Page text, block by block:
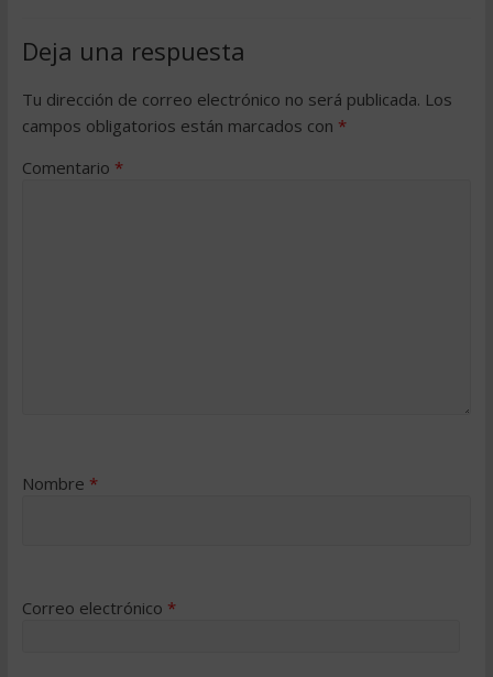
Deja una respuesta
Tu dirección de correo electrónico no será publicada. Los
campos obligatorios están marcados con *
Comentario *
Nombre *
Correo electrónico *